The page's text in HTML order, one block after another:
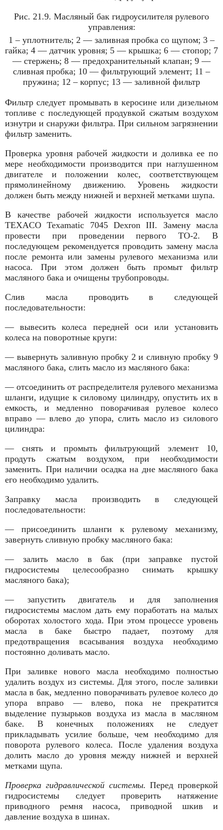
Рис. 21.9. Масляный бак гидроусилителя рулевого
управления:
1 – уплотнитель; 2 — заливная пробка со щу­пом; 3 –
гайка; 4 — датчик уровня; 5 — крыш­ка; 6 — стопор; 7
— стержень; 8 — предохрани­тельный клапан; 9 —
сливная пробка; 10 — фильтрующий элемент; 11 –
пружина; 12 – корпус; 13 — заливной фильтр
Фильтр следует промывать в керосине или дизельном
топливе с последующей продувкой сжатым воздухом
изнутри и снаружи фильтра. При сильном загрязнении
фильтр заменить.
Проверка уровня рабочей жидкости и доливка ее по
мере необходимости производится при наглушенном
двигателе и положении колес, соответствующем
прямолинейному движению. Уровень жидкости
должен быть между нижней и верхней метками шупа.
В качестве рабочей жидкости используется масло
TEXACO Texamatic 7045 Dexron III. Замену масла
провести при проведении первого ТО-2. В
последующем реко­мендуется проводить замену масла
после ремонта или замены рулевого механизма или
насоса. При этом должен быть промыт фильтр
масляного бака и очищены трубопроводы.
Слив масла проводить в следующей
последовательности:
— вывесить колеса передней оси или установить
колеса на поворотные круги:
— вывернуть заливную пробку 2 и сливную пробку 9
масляного бака, слить масло из масляного бака:
— отсоединить от распределителя рулевого механизма
шланги, идущие к силовому цилиндру, опустить их в
емкость, и медленно поворачивая рулевое колесо
вправо — влево до упора, слить масло из силового
цилиндра:
— снять и промыть фильтрующий элемент 10,
продуть сжатым воздухом, при необходимости
заменить. При наличии осадка на дне масляного бака
его необходимо удалить.
Заправку масла производить в следующей
последовательности:
— присоединить шланги к рулевому механизму,
завернуть сливную пробку масляного бака:
— залить масло в бак (при заправке пустой
гидросистемы целесообразно сни­мать крышку
масляного бака);
— запустить двигатель и для заполнения
гидросистемы маслом дать ему поработать на малых
оборотах холостого хода. При этом процессе уровень
масла в баке быстро падает, поэтому для
предотвращения всасывания воздуха необходимо
постоянно доливать масло.
При заливке нового масла необходимо полностью
удалить воздух из системы. Для этого, после заливки
масла в бак, медленно поворачивать рулевое колесо до
упора вправо — влево, пока не прекратится
выделение пузырьков воздуха из масла в масляном
баке. В конечных положениях не следует
прикладывать усилие больше, чем необходимо для
поворота рулевого колеса. После удаления воздуха
долить масло до уровня между нижней и верхней
метками щупа.
Проверка гидравлической системы. Перед проверкой
гидросистемы следует проверить натяжение
приводного ремня насоса, приводной шкив и
давление воздуха в шинах.